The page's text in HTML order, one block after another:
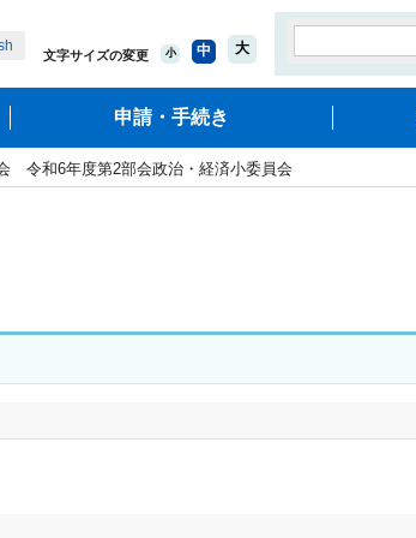
文字サイズの変更 小 中 大
申請・手続き
令和6年度第2部会政治・経済小委員会